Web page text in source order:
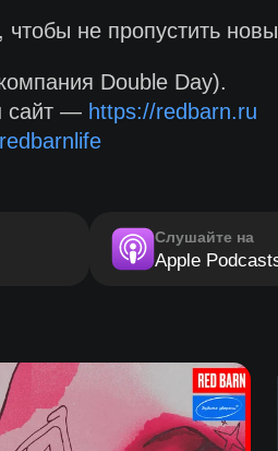
не пропустить
Double Day).
сайт — https://redbarn.ru
Слушайте на
Apple